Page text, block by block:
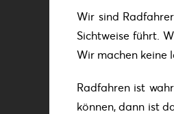
Wir sind
Sichtweise führt.
Wir machen keine
Radfahren ist
können, dann ist